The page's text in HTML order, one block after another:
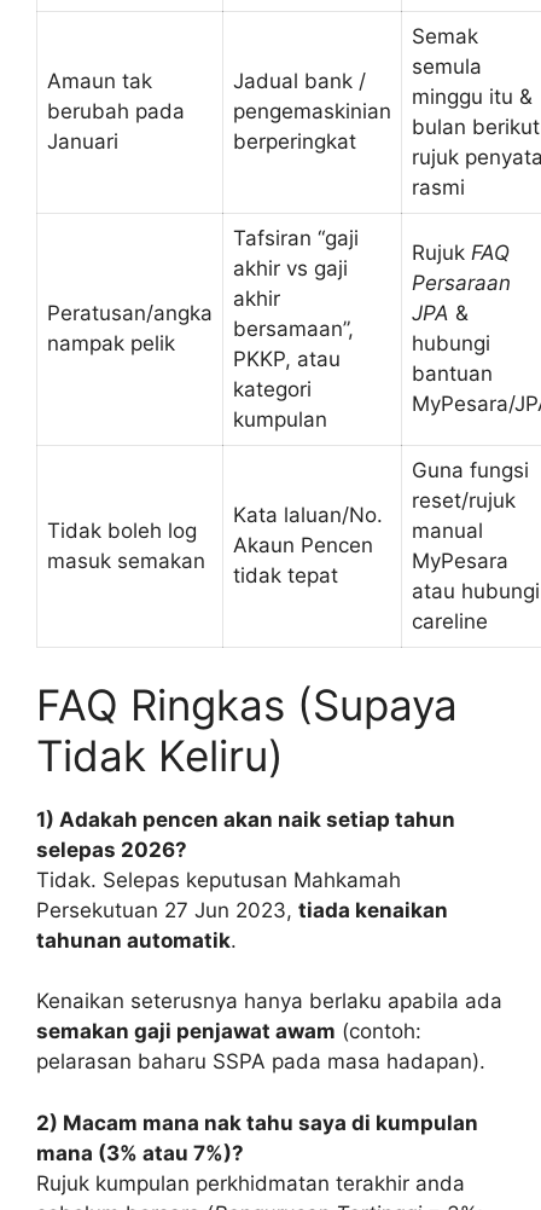
Amaun tak
berubah pada
Januari
Jadual bank /
pengemaskinian
berperingkat
Semak
semula
minggu itu &
bulan
rujuk
rasmi
Peratusan/angka
nampak pelik
Tafsiran “gaji
akhir vs gaji
akhir
bersamaan”,
PKKP, atau
kategori
kumpulan
Rujuk FAQ
Persaraan
JPA &
hubungi
bantuan
MyPesara/
Tidak boleh log
masuk semakan
Kata laluan/No.
Akaun Pencen
tidak tepat
Guna fungsi
reset/rujuk
manual
MyPesara
atau hubungi
careline
FAQ Ringkas (Supaya
Tidak Keliru)
1) Adakah pencen akan naik setiap tahun
selepas 2026?
Tidak. Selepas keputusan Mahkamah
Persekutuan 27 Jun 2023, tiada kenaikan
tahunan automatik.
Kenaikan seterusnya hanya berlaku apabila ada
semakan gaji penjawat awam (contoh:
pelarasan baharu SSPA pada masa hadapan).
2) Macam mana nak tahu saya di kumpulan
mana (3% atau 7%)?
Rujuk kumpulan perkhidmatan terakhir anda